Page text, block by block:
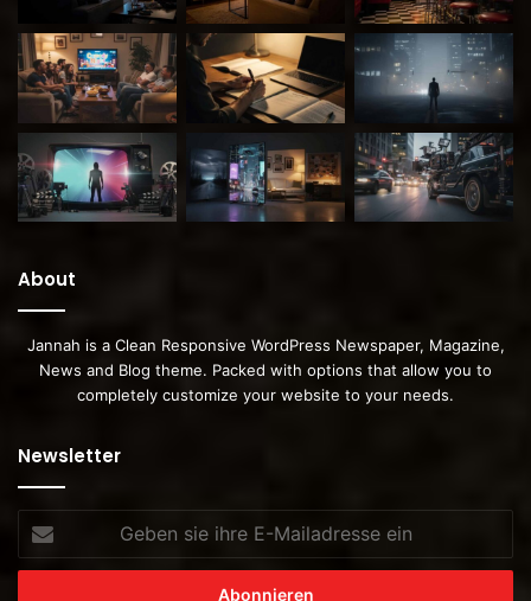
About
Jannah is a Clean Responsive WordPress Newspaper, Magazine,
News and Blog theme. Packed with options that allow you to
completely customize your website to your needs.
Newsletter
sie
ihre